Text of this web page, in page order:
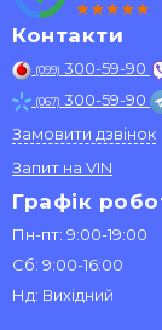
Контакти
(099) 300-59-90
(067) 300-59-90
Замовити дзвінок
Запит на VIN
Графік
Пн-пт: 9:00-19:00
Сб: 9:00-16:00
Нд: Вихідний